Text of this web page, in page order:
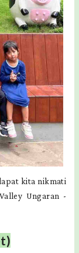
kita nikmati
Ungaran -